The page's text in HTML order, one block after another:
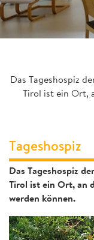
Das Tageshospiz
Tirol ist ein Ort,
Tageshospiz
Das Tageshospiz
Tirol ist ein Ort, an
werden können.